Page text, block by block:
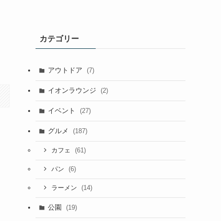
カテゴリー
アウトドア (7)
イオンラウンジ (2)
イベント (27)
グルメ (187)
カフェ (61)
パン (6)
ラーメン (14)
公園 (19)